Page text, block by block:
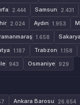
2.444 Samsun 2.431
2.024 Aydın 1.953
1.658 Sakarya
1.187 Trabzon 1.158
943 Osmaniye 929
Ankara Barosu 26.654